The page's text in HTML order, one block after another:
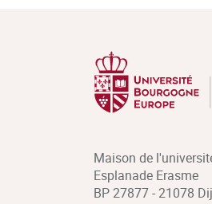
Maison de
Esplanade Erasme
BP 27877 - 21078